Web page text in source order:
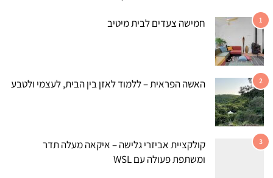
1 חמישה צעדים לבית מיטיב
2 האשה הפראית – ללמוד לאזן בין הבית, לעצמי ולטבע
3
קולקציית אביזרי גלישה – איקאה מעלה תדר
ומשתפת פעולה עם WSL